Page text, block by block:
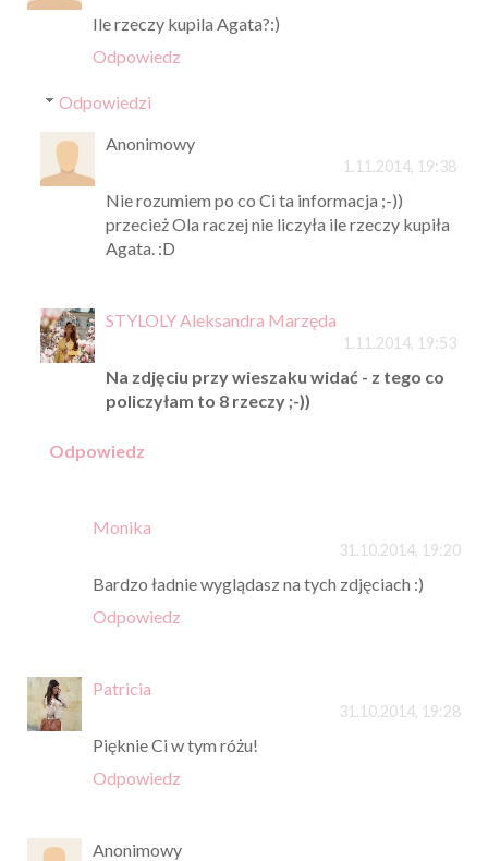
Ile rzeczy kupila Agata?:)
Odpowiedz
Odpowiedzi
Anonimowy
1.11.2014, 19:38
Nie rozumiem po co Ci ta informacja ;-))
przecież Ola raczej nie liczyła ile rzeczy kupiła
Agata. :D
STYLOLY Aleksandra Marzęda
1.11.2014, 19:53
Na zdjęciu przy wieszaku widać - z tego co
policzyłam to 8 rzeczy ;-))
Odpowiedz
Monika
31.10.2014, 19:20
Bardzo ładnie wyglądasz na tych zdjęciach :)
Odpowiedz
Patricia
31.10.2014, 19:28
Pięknie Ci w tym różu!
Odpowiedz
Anonimowy